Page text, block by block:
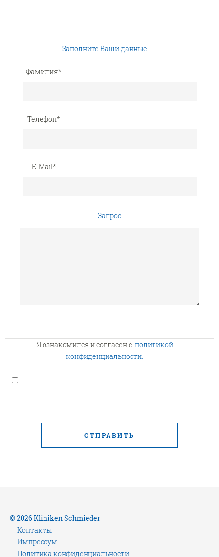
Заполните Ваши данные
Фамилия*
Телефон*
E-Mail*
Запрос
Я ознакомился и согласен с политикой
конфиденциальности.
ОТПРАВИТЬ
© 2026 Kliniken Schmieder
Контакты
Импрессум
Политика конфиденциальности